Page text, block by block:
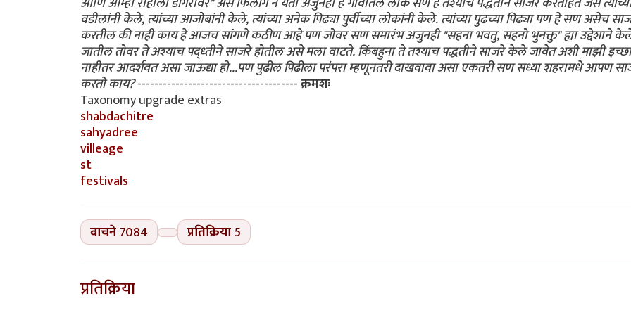
वडीलांनी केले, त्यांच्या आजोबांनी केले, त्यांच्या अनेक पिढ्या पुर्वीच्या लोकांनी केले. त्यांच्या पुढच्या पिढ्या पण हे सण असेच
करतील की नाही काय हे आजच सांगणे कठीण आहे पण जोवर सण समारंभ अजुनही "सहना भवतु, सहनो भुनक्तु" ह्या उद्देशाने
जातील तोवर ते अश्याच पद्ध्तीने साजरे होतील असे मला वाटते. किंबहुना ते तश्याच पद्धतीने साजरे केले जावेत अशी माझी
नाहीतर आदर्शवत असा जाऊद्या हो...पण पुढील पिढीला परंपरा म्हणूनतरी दाखवावा असा एकतरी सण सध्या शहरामधे आपण
करतो काय?--------------------------------------क्रमशः
Taxonomy upgrade extras
shabdachitre
sahyadree
villeage
st
festivals
वाचने 7084 प्रतिक्रिया5
प्रतिक्रिया